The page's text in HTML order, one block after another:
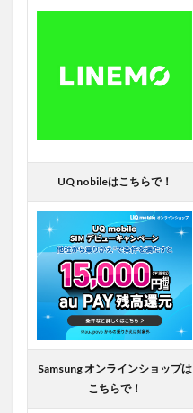
UQ nobileはこちらで！
Samsung オンラインショップは
こちらで！